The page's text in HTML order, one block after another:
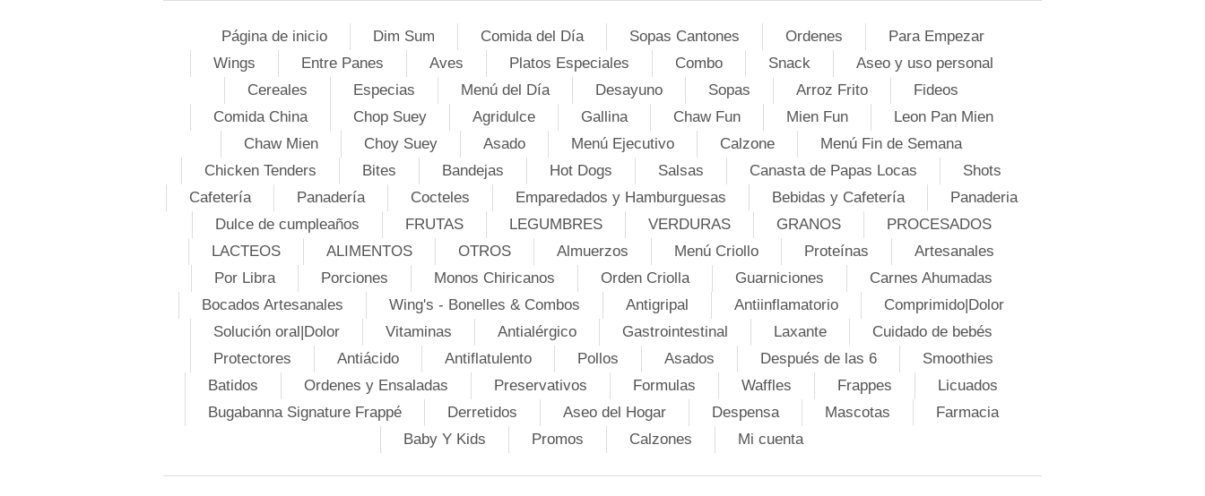
Página de inicio Dim Sum Comida del Día Sopas Cantones Ordenes
Para Empezar
Wings
Entre Panes Aves Platos Especiales Combo Snack
Aseo y uso personal
Cereales
Especias Menú del Día Desayuno Sopas Arroz Frito
Fideos
Comida China
Chop Suey Agridulce Gallina Chaw Fun Mien Fun
Leon Pan Mien
Chaw Mien
Choy Suey Asado Menú Ejecutivo Calzone
Menú Fin de Semana
Chicken Tenders
Bites Bandejas Hot Dogs Salsas Canasta de Papas Locas
Shots
Cafetería
Panadería Cocteles Emparedados y Hamburguesas Bebidas y Cafetería
Panaderia
Dulce de cumpleaños
FRUTAS LEGUMBRES VERDURAS GRANOS
PROCESADOS
LACTEOS
ALIMENTOS OTROS Almuerzos Menú Criollo Proteínas
Artesanales
Por Libra
Porciones Monos Chiricanos Orden Criolla Guarniciones
Carnes Ahumadas
Bocados Artesanales
Wing's - Bonelles & Combos Antigripal Antiinflamatorio
Comprimido|Dolor
Solución oral|Dolor
Vitaminas Antialérgico Gastrointestinal Laxante
Cuidado de bebés
Protectores
Antiácido Antiflatulento Pollos Asados Después de las 6
Smoothies
Batidos
Ordenes y Ensaladas Preservativos Formulas Waffles Frappes
Licuados
Bugabanna Signature Frappé
Derretidos Aseo del Hogar Despensa Mascotas
Farmacia
Baby Y Kids
Promos Calzones Mi cuenta